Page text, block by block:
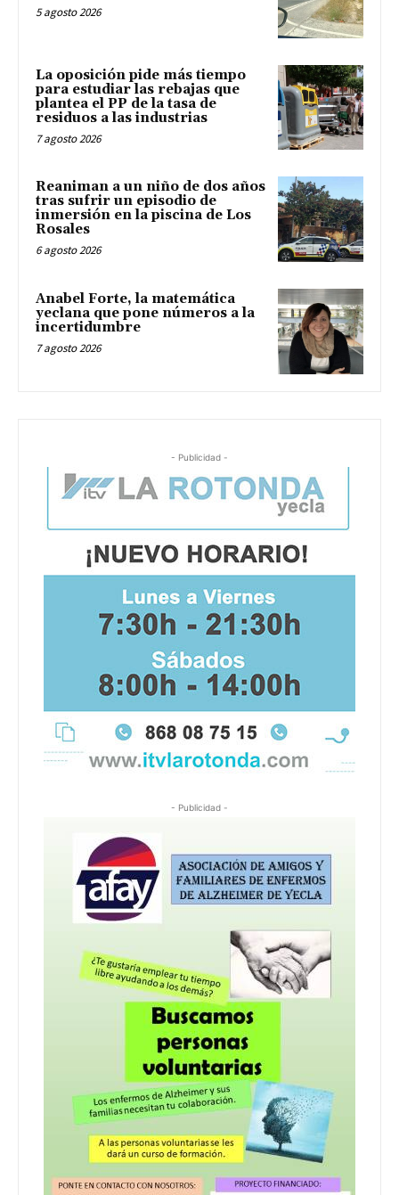
5 agosto 2026
La oposición pide más tiempo
para estudiar las rebajas que
plantea el PP de la tasa de
residuos a las industrias
7 agosto 2026
Reaniman a un niño de dos años
tras sufrir un episodio de
inmersión en la piscina de Los
Rosales
6 agosto 2026
Anabel Forte, la matemática
yeclana que pone números a la
incertidumbre
7 agosto 2026
- Publicidad -
- Publicidad -